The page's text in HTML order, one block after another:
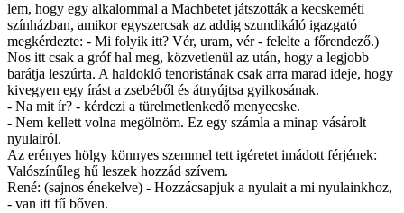
lem, hogy egy alkalommal a Machbetet játszották a kecskeméti
színházban, amikor egyszercsak az addig szundikáló igazgató
megkérdezte: - Mi folyik itt? Vér, uram, vér - felelte a főrendező.)
Nos itt csak a gróf hal meg, közvetlenül az után, hogy a legjobb
barátja leszúrta. A haldokló tenoristának csak arra marad ideje, hogy
kivegyen egy írást a zsebéből és átnyújtsa gyilkosának.
- Na mit ír? - kérdezi a türelmetlenkedő menyecske.
- Nem kellett volna megölnöm. Ez egy számla a minap vásárolt
nyulairól.
Az erényes hölgy könnyes szemmel tett igéretet imádott férjének:
Valószínűleg hű leszek hozzád szívem.
René: (sajnos énekelve) - Hozzácsapjuk a nyulait a mi nyulainkhoz,
- van itt fű bőven.